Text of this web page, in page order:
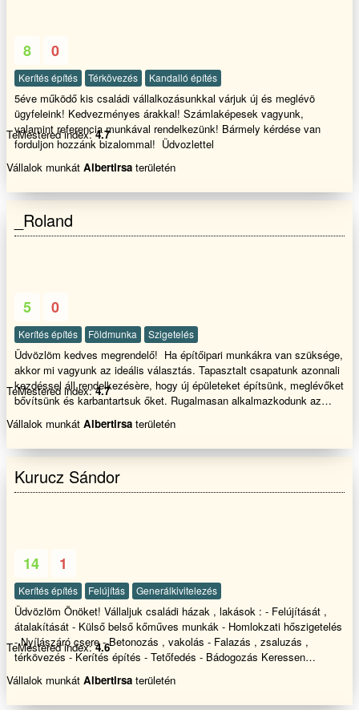
8 0
Kerítés építés Térkövezés Kandalló építés
5éve működő kis családi vállalkozásunkkal várjuk új és meglévö
ügyfeleink! Kedvezményes árakkal! Számlaképesek vagyunk,
valamint referencia munkával rendelkezünk! Bármely kérdése van
forduljon hozzánk bizalommal! Üdvozlettel
TeMestered index:4.7
Vállalok munkát Albertirsa területén
_Roland
5 0
Kerítés építés Földmunka Szigetelés
Üdvözlöm kedves megrendelő! Ha építőipari munkákra van szüksége,
akkor mi vagyunk az ideális választás. Tapasztalt csapatunk azonnali
kezdéssel áll rendelkezésère, hogy új épületeket építsünk, meglévőket
bővítsünk és karbantartsuk őket. Rugalmasan alkalmazkodunk az
megoldást kínáljuk. Az építőipari munkáink során mindig az ügyfél
elégedettsége az elsődleges szempont. A csapatunk kreatív és
problémamegoldó képességgel rendelkezik, így garantáljuk, hogy
minden projekt megfeleljen az Ön igényeinek és elvárásainak. Ha
kérdése van, vagy szeretné megrendelni a szolgáltatásainkat, akkor
TeMestered index:4.7
Vállalok munkát Albertirsa területén
Kurucz Sándor
14 1
Kerítés építés Felújítás Generálkivitelezés
Üdvözlöm Önöket! Vállaljuk családi házak , lakások : - Felújítását ,
átalakítását - Külső belső kőműves munkák - Homlokzati hőszigetelés
- Nyílászáró csere - Betonozás , vakolás - Falazás , zsaluzás ,
térkövezés - Kerítés építés - Tetőfedés - Bádogozás Keressen
TeMestered index:4.6
Vállalok munkát Albertirsa területén